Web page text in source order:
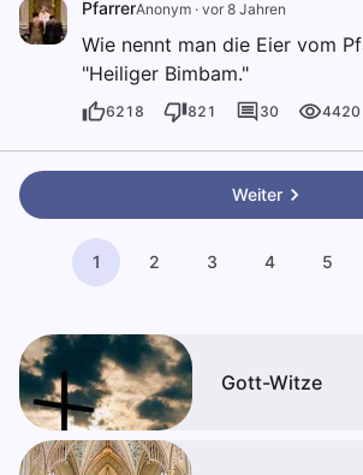
PfarrerAnonym · vor 8 Jahren
Wie nennt man die Eier vom
"Heiliger Bimbam."
6218 821 30 4420
Weiter
1 2 3 4 5
Gott-Witze